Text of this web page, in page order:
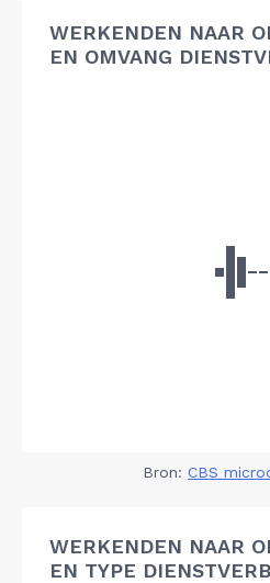
WERKENDEN NAAR
EN OMVANG
Bron: CBS
WERKENDEN NAAR
EN TYPE